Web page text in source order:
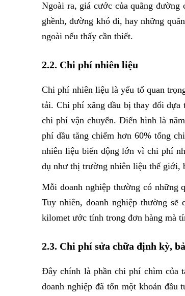
Ngoài ra, giá cước của quãng
ghềnh, đường khó đi, hay những
ngoài nếu thấy cần thiết.
2.2. Chi phí nhiên liệu
Chi phí nhiên liệu là yếu tố quan
tải. Chi phí xăng dầu bị thay đổi dựa
chi phí vận chuyển. Điển hình là
phí dầu tăng chiếm hơn 60% tổng
nhiên liệu biến động lớn vì chi phí
dụ như thị trường nhiên liệu thế giới,
Mỗi doanh nghiệp thường có những
Tuy nhiên, doanh nghiệp thường
kilomet ước tính trong đơn hàng mà
2.3. Chi phí sửa chữa định kỳ,
Đây chính là phần chi phí chìm của
doanh nghiệp đã tốn một khoản đầu